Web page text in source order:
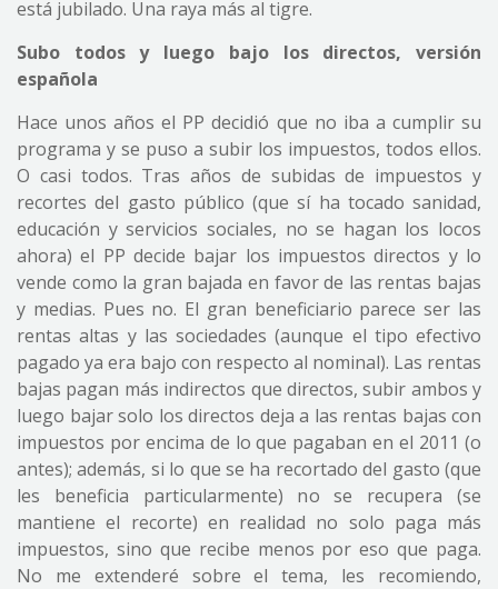
está jubilado. Una raya más al tigre.
Subo todos y luego bajo los directos, versión
española
Hace unos años el PP decidió que no iba a cumplir su
programa y se puso a subir los impuestos, todos ellos.
O casi todos. Tras años de subidas de impuestos y
recortes del gasto público (que sí ha tocado sanidad,
educación y servicios sociales, no se hagan los locos
ahora) el PP decide bajar los impuestos directos y lo
vende como la gran bajada en favor de las rentas bajas
y medias. Pues no. El gran beneficiario parece ser las
rentas altas y las sociedades (aunque el tipo efectivo
pagado ya era bajo con respecto al nominal). Las rentas
bajas pagan más indirectos que directos, subir ambos y
luego bajar solo los directos deja a las rentas bajas con
impuestos por encima de lo que pagaban en el 2011 (o
antes); además, si lo que se ha recortado del gasto (que
les beneficia particularmente) no se recupera (se
mantiene el recorte) en realidad no solo paga más
impuestos, sino que recibe menos por eso que paga.
No me extenderé sobre el tema, les recomiendo,